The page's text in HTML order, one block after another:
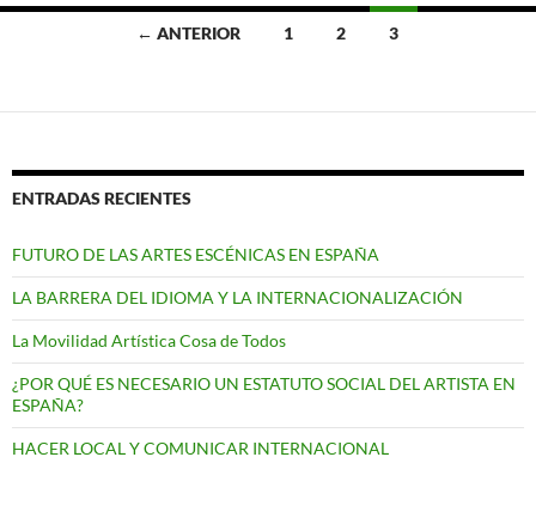
las
← ANTERIOR 1 2 3
ENTRADAS RECIENTES
FUTURO DE LAS ARTES ESCÉNICAS EN ESPAÑA
LA BARRERA DEL IDIOMA Y LA INTERNACIONALIZACIÓN
La Movilidad Artística Cosa de Todos
¿POR QUÉ ES NECESARIO UN ESTATUTO SOCIAL DEL ARTISTA EN
ESPAÑA?
HACER LOCAL Y COMUNICAR INTERNACIONAL